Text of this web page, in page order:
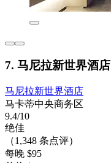
7. 马尼拉新世界酒店
马尼拉新世界酒店
马卡蒂中央商务区
9.4/10
绝佳
（1,348 条点评）
每晚 $95